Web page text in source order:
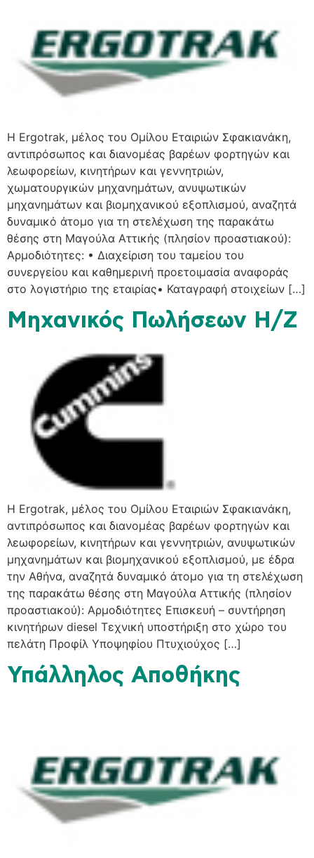
H Ergotrak, μέλος του Ομίλου Εταιριών Σφακιανάκη,
αντιπρόσωπος και διανομέας βαρέων φορτηγών και
λεωφορείων, κινητήρων και γεννητριών,
χωματουργικών μηχανημάτων, ανυψωτικών
μηχανημάτων και βιομηχανικού εξοπλισμού, αναζητά
δυναμικό άτομο για τη στελέχωση της παρακάτω
θέσης στη Μαγούλα Αττικής (πλησίον προαστιακού):
Αρμοδιότητες: • Διαχείριση του ταμείου του
συνεργείου και καθημερινή προετοιμασία αναφοράς
στο λογιστήριο της εταιρίας• Καταγραφή στοιχείων […]
Μηχανικός Πωλήσεων Η/Ζ
H Ergotrak, μέλος του Ομίλου Εταιριών Σφακιανάκη,
αντιπρόσωπος και διανομέας βαρέων φορτηγών και
λεωφορείων, κινητήρων και γεννητριών, ανυψωτικών
μηχανημάτων και βιομηχανικού εξοπλισμού, με έδρα
την Αθήνα, αναζητά δυναμικό άτομο για τη στελέχωση
της παρακάτω θέσης στη Μαγούλα Αττικής (πλησίον
προαστιακού): Αρμοδιότητες Επισκευή – συντήρηση
κινητήρων diesel Τεχνική υποστήριξη στο χώρο του
πελάτη Προφίλ Υποψηφίου Πτυχιούχος […]
Υπάλληλος Αποθήκης